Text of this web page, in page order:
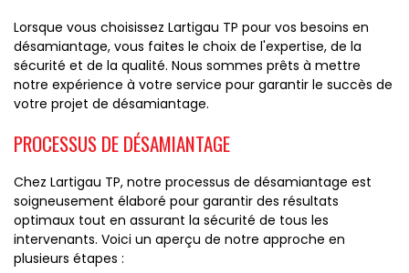
Lorsque vous choisissez Lartigau TP pour vos besoins en
désamiantage, vous faites le choix de l'expertise, de la
sécurité et de la qualité. Nous sommes prêts à mettre
notre expérience à votre service pour garantir le succès de
votre projet de désamiantage.
PROCESSUS DE DÉSAMIANTAGE
Chez Lartigau TP, notre processus de désamiantage est
soigneusement élaboré pour garantir des résultats
optimaux tout en assurant la sécurité de tous les
intervenants. Voici un aperçu de notre approche en
plusieurs étapes :